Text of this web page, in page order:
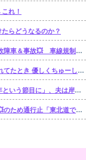
れ！
らどうなるのか？
佐久平IC 渋滞距離 10.0km 通過時間 50 分
ゅーして起こしてくれた。【再】
節目に」、夫は岸田タツヤ
独事故 3人がけが1人が心肺停止」